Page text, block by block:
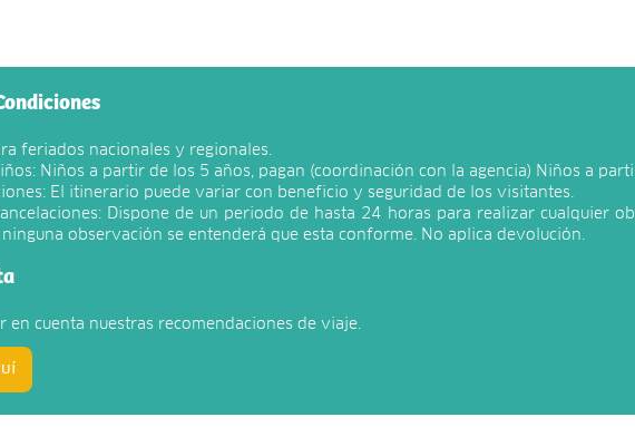
feriados nacionales y regionales.
Niños a partir de los 5 años, pagan (coordinación con la agencia) Niños a
El itinerario puede variar con beneficio y seguridad de los visitantes.
Dispone de un periodo de hasta 24 horas para realizar cualquier
observación se entenderá que esta conforme. No aplica devolución.
en cuenta nuestras recomendaciones de viaje.